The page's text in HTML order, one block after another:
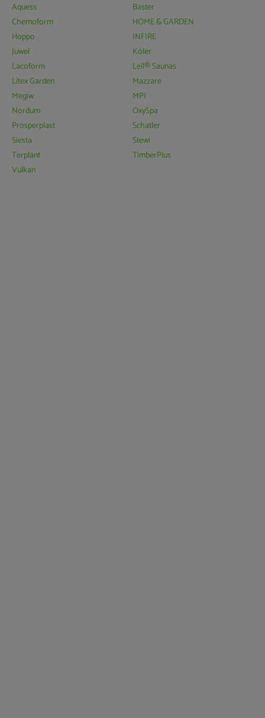
Aquess
Baster
Chemoform
HOME & GARDEN
Hoppo
INFIRE
Juwel
Köler
Lacoform
Leil® Saunas
Litex Garden
Mazzare
Megiw
MPI
Nordum
OxySpa
Prosperplast
Schatler
Siesta
Stewi
Terplant
TimberPlus
Vulkan